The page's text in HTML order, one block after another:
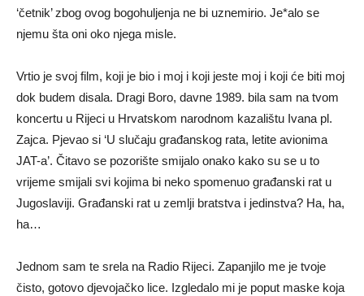
‘četnik’ zbog ovog bogohuljenja ne bi uznemirio. Je*alo se
njemu šta oni oko njega misle.
Vrtio je svoj film, koji je bio i moj i koji jeste moj i koji će biti moj
dok budem disala. Dragi Boro, davne 1989. bila sam na tvom
koncertu u Rijeci u Hrvatskom narodnom kazalištu Ivana pl.
Zajca. Pjevao si ‘U slučaju građanskog rata, letite avionima
JAT-a’. Čitavo se pozorište smijalo onako kako su se u to
vrijeme smijali svi kojima bi neko spomenuo građanski rat u
Jugoslaviji. Građanski rat u zemlji bratstva i jedinstva? Ha, ha,
ha…
Jednom sam te srela na Radio Rijeci. Zapanjilo me je tvoje
čisto, gotovo djevojačko lice. Izgledalo mi je poput maske koja